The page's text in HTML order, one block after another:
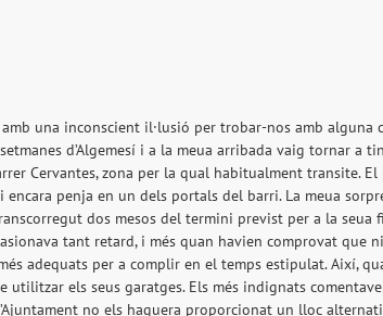
una inconscient il·lusió per trobar-nos amb alguna
d’Algemesí i a la meua arribada vaig tornar a
Cervantes, zona per la qual habitualment transite. El
penja en un dels portals del barri. La meua
dos mesos del termini previst per a la seua
tant retard, i més quan havien comprovat que
adequats per a complir en el temps estipulat. Així,
utilitzar els seus garatges. Els més indignats
no els haguera proporcionat un lloc